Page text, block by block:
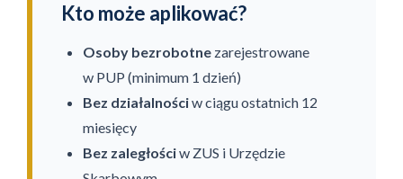
Kto może aplikować?
Osoby bezrobotne zarejestrowane
w PUP (minimum 1 dzień)
Bez działalnościw ciągu ostatnich 12
miesięcy
Bez zaległościw ZUS i Urzędzie